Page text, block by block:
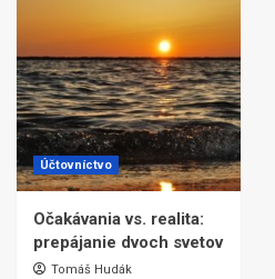
Účtovníctvo
Očakávania vs. realita:
prepájanie dvoch svetov
Tomáš Hudák